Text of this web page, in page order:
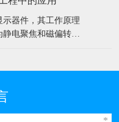
含的无
器件，其工作原理
电聚焦和磁偏转方
工业其它领域一
的纯水，排出时都